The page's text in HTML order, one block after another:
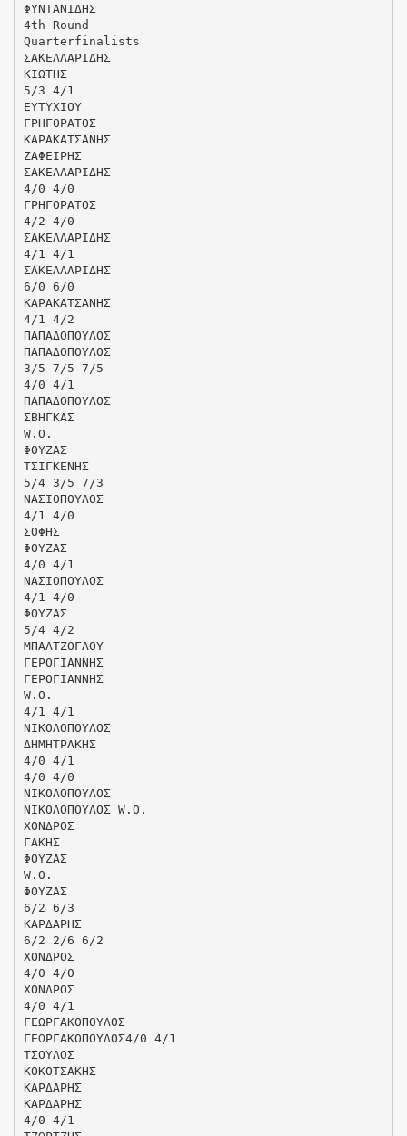
ΦΥΝΤΑΝΙΔΗΣ
4th Round
Quarterfinalists
ΣΑΚΕΛΛΑΡΙΔΗΣ
ΚΙΩΤΗΣ
5/3 4/1
ΕΥΤΥΧΙΟΥ
ΓΡΗΓΟΡΑΤΟΣ
ΚΑΡΑΚΑΤΣΑΝΗΣ
ΖΑΦΕΙΡΗΣ
ΣΑΚΕΛΛΑΡΙΔΗΣ
4/0 4/0
ΓΡΗΓΟΡΑΤΟΣ
4/2 4/0
ΣΑΚΕΛΛΑΡΙΔΗΣ
4/1 4/1
ΣΑΚΕΛΛΑΡΙΔΗΣ
6/0 6/0
ΚΑΡΑΚΑΤΣΑΝΗΣ
4/1 4/2
ΠΑΠΑΔΟΠΟΥΛΟΣ
ΠΑΠΑΔΟΠΟΥΛΟΣ
3/5 7/5 7/5
4/0 4/1
ΠΑΠΑΔΟΠΟΥΛΟΣ
ΣΒΗΓΚΑΣ
W.O.
ΦΟΥΖΑΣ
ΤΣΙΓΚΕΝΗΣ
5/4 3/5 7/3
ΝΑΣΙΟΠΟΥΛΟΣ
4/1 4/0
ΣΟΦΗΣ
ΦΟΥΖΑΣ
4/0 4/1
ΝΑΣΙΟΠΟΥΛΟΣ
4/1 4/0
ΦΟΥΖΑΣ
5/4 4/2
ΜΠΑΛΤΖΟΓΛΟΥ
ΓΕΡΟΓΙΑΝΝΗΣ
ΓΕΡΟΓΙΑΝΝΗΣ
W.O.
4/1 4/1
ΝΙΚΟΛΟΠΟΥΛΟΣ
ΔΗΜΗΤΡΑΚΗΣ
4/0 4/1
4/0 4/0
ΝΙΚΟΛΟΠΟΥΛΟΣ
ΝΙΚΟΛΟΠΟΥΛΟΣ W.O.
ΧΟΝΔΡΟΣ
ΓΑΚΗΣ
ΦΟΥΖΑΣ
W.O.
ΦΟΥΖΑΣ
6/2 6/3
ΚΑΡΔΑΡΗΣ
6/2 2/6 6/2
ΧΟΝΔΡΟΣ
4/0 4/0
ΧΟΝΔΡΟΣ
4/0 4/1
ΓΕΩΡΓΑΚΟΠΟΥΛΟΣ
ΓΕΩΡΓΑΚΟΠΟΥΛΟΣ4/0 4/1
ΤΣΟΥΛΟΣ
ΚΟΚΟΤΣΑΚΗΣ
ΚΑΡΔΑΡΗΣ
ΚΑΡΔΑΡΗΣ
4/0 4/1